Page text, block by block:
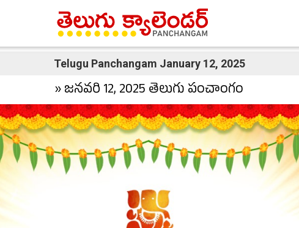
Telugu Panchangam January 12, 2025
» జనవరి 12, 2025 తెలుగు పంచాంగం